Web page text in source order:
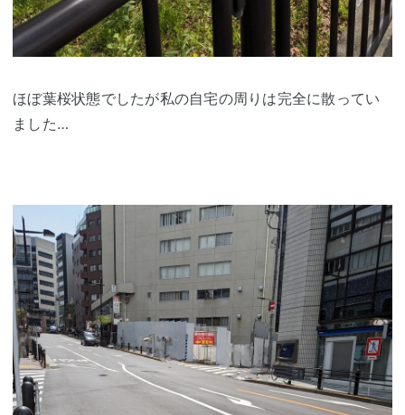
ほぼ葉桜状態でしたが私の自宅の周りは完全に散ってい
ました…